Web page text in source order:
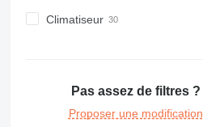
Climatiseur
Pas assez de filtres ?
Proposer une modification